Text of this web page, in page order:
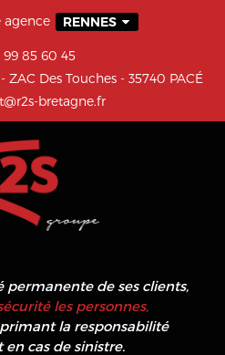
agence RENNES
99 85 60 45
Des Touches - 35740 PACÉ
bretagne.fr
de ses clients,
les personnes,
la responsabilité
cas de sinistre.